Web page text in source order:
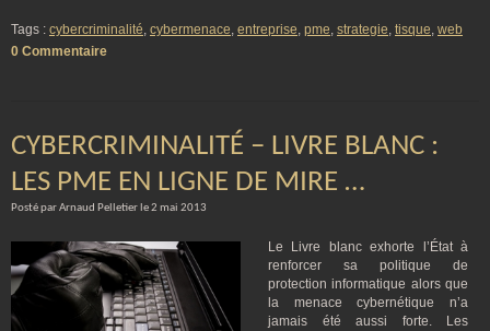
Tags : cybercriminalité, cybermenace, entreprise, pme, strategie, tisque, web
0 Commentaire
CYBERCRIMINALITÉ – LIVRE BLANC :
LES PME EN LIGNE DE MIRE …
Posté par Arnaud Pelletier le 2 mai 2013
Le Livre blanc exhorte l’État à
renforcer sa politique de
protection informatique alors que
la menace cybernétique n’a
jamais été aussi forte. Les